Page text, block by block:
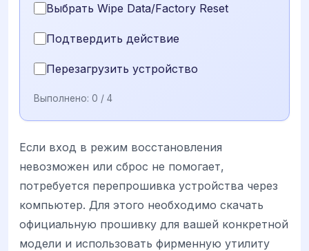
Выбрать Wipe Data/Factory Reset
Подтвердить действие
Перезагрузить устройство
Выполнено: 0 / 4
Если вход в режим восстановления
невозможен или сброс не помогает,
потребуется перепрошивка устройства через
компьютер. Для этого необходимо скачать
официальную прошивку для вашей конкретной
модели и использовать фирменную утилиту